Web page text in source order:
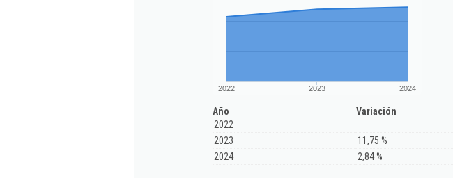
2022 2023 2024
Año
Variación
2022
2023
11,75 %
2024
2,84 %